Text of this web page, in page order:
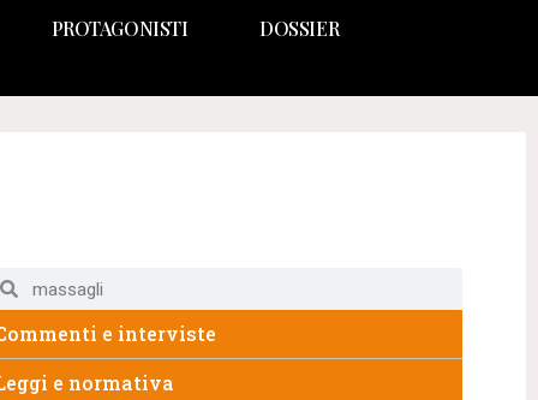
PROTAGONISTI DOSSIER
e interviste
e normativa